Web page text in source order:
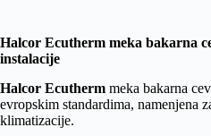
Halcor Ecutherm meka bakarna
instalacije
Halcor Ecutherm meka bakarna
evropskim standardima, namenjena
klimatizacije.